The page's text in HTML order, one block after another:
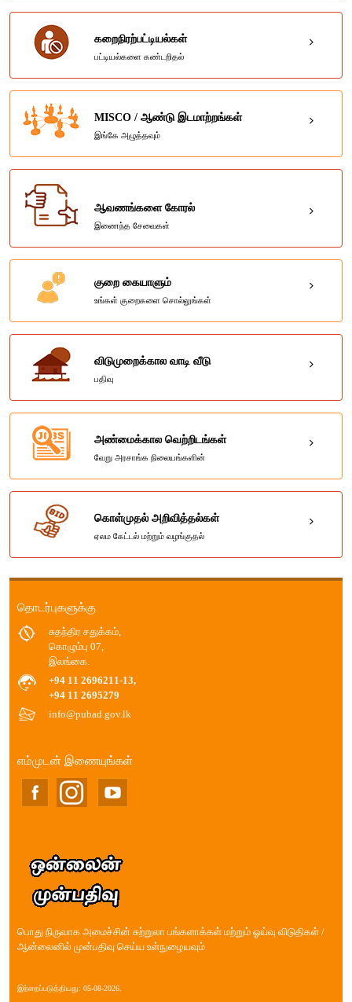
கறைநிரற்பட்டியல்கள்
பட்டியல்களை கண்டறிதல்
MISCO / ஆண்டு இடமாற்றங்கள்
இங்கே அழுத்தவும்
ஆவணங்களை கோரல்
இணைந்த சேவைகள்
குறை கையாளும்
உங்கள் குறைகளை சொல்லுங்கள்
விடுமுறைக்கால வாடி வீடு
பதிவு
அண்மைக்கால வெற்றிடங்கள்
வேறு அரசாங்க நிலையங்களின்
கொள்முதல் அறிவித்தல்கள்
ஏலம கேட்டல் மற்றும் வழங்குதல்
தொடர்புகளுக்கு
சுதந்திர சதுக்கம்,
கொழும்பு 07,
இலங்கை.
+94 11 2696211-13,
+94 11 2695279
info@pubad.gov.lk
எம்முடன் இணையுங்கள்
பொது நிருவாக அமைச்சின் சுற்றுலா பங்களாக்கள் மற்றும் ஓய்வு விடுதிகள் /
ஆன்லைனில் முன்பதிவு செய்ய உள்நுழையவும்
இற்றைப்படுத்தியது: 05-08-2026.